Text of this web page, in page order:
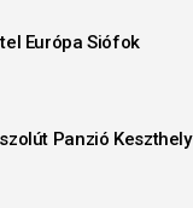
Európa Siófok
Panzió Keszthely